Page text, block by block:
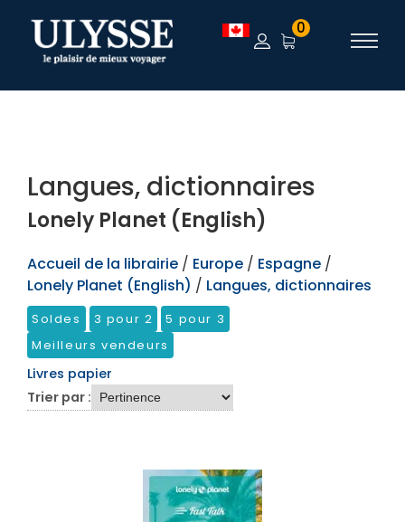
TEST 0
Langues, dictionnaires
Lonely Planet (English)
Accueil de la librairie / Europe / Espagne /
Lonely Planet (English) / Langues, dictionnaires
Soldes 3 pour 2
5 pour 3
Meilleurs vendeurs
Livres papier
Trier par :